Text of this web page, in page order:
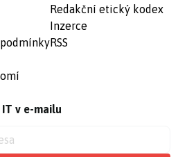
Redakční etický kodex
Inzerce
RSS
v e-mailu